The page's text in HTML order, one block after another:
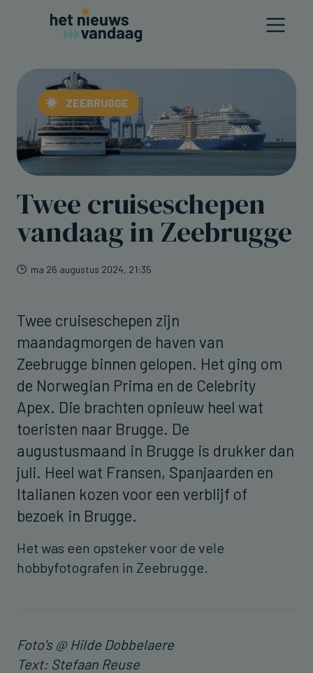
ZEEBRUGGE
Twee cruiseschepen
vandaag in Zeebrugge
ma 26 augustus 2024, 21:35
Twee cruiseschepen zijn
maandagmorgen de haven van
Zeebrugge binnen gelopen. Het ging om
de Norwegian Prima en de Celebrity
Apex. Die brachten opnieuw heel wat
toeristen naar Brugge. De
augustusmaand in Brugge is drukker dan
juli. Heel wat Fransen, Spanjaarden en
Italianen kozen voor een verblijf of
bezoek in Brugge.
Het was een opsteker voor de vele
hobbyfotografen in Zeebrugge.
Foto's @ Hilde Dobbelaere
Text: Stefaan Reuse